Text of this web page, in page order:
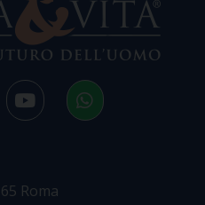
Roma